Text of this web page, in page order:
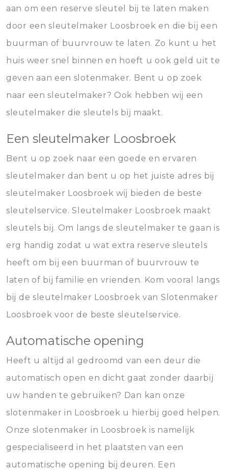
aan om een reserve sleutel bij te laten maken
door een sleutelmaker Loosbroek en die bij een
buurman of buurvrouw te laten. Zo kunt u het
huis weer snel binnen en hoeft u ook geld uit te
geven aan een slotenmaker. Bent u op zoek
naar een sleutelmaker? Ook hebben wij een
sleutelmaker die sleutels bij maakt.
Een sleutelmaker Loosbroek
Bent u op zoek naar een goede en ervaren
sleutelmaker dan bent u op het juiste adres bij
sleutelmaker Loosbroek wij bieden de beste
sleutelservice. Sleutelmaker Loosbroek maakt
sleutels bij. Om langs de sleutelmaker te gaan is
erg handig zodat u wat extra reserve sleutels
heeft om bij een buurman of buurvrouw te
laten of bij familie en vrienden. Kom vooral langs
bij de sleutelmaker Loosbroek van Slotenmaker
Loosbroek voor de beste sleutelservice.
Automatische opening
Heeft u altijd al gedroomd van een deur die
automatisch open en dicht gaat zonder daarbij
uw handen te gebruiken? Dan kan onze
slotenmaker in Loosbroek u hierbij goed helpen.
Onze slotenmaker in Loosbroek is namelijk
gespecialiseerd in het plaatsten van een
automatische opening bij deuren. Een